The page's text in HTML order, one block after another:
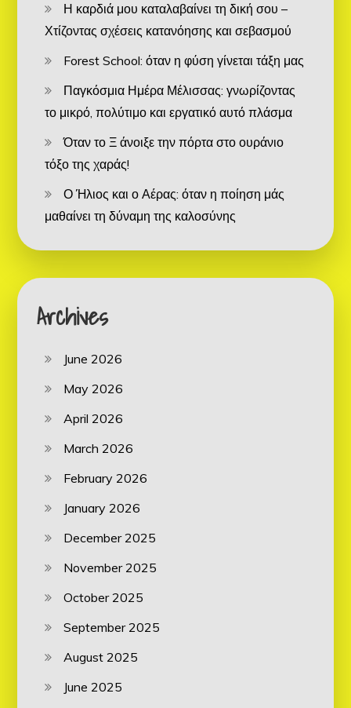
Η καρδιά μου καταλαβαίνει τη δική σου –
Χτίζοντας σχέσεις κατανόησης και σεβασμού
Forest School: όταν η φύση γίνεται τάξη μας
Παγκόσμια Ημέρα Μέλισσας: γνωρίζοντας
το μικρό, πολύτιμο και εργατικό αυτό πλάσμα
Όταν το Ξ άνοιξε την πόρτα στο ουράνιο
τόξο της χαράς!
Ο Ήλιος και ο Αέρας: όταν η ποίηση μάς
μαθαίνει τη δύναμη της καλοσύνης
Archives
June 2026
May 2026
April 2026
March 2026
February 2026
January 2026
December 2025
November 2025
October 2025
September 2025
August 2025
June 2025